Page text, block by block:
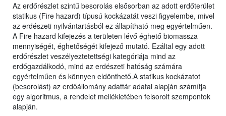
Az erdőrészlet szintű besorolás elsősorban az adott erdőterület
statikus (Fire hazard) típusú kockázatát veszi figyelembe, mivel
az erdészeti nyilvántartásból ez állapítható meg egyértelműen.
A Fire hazard kifejezés a területen lévő éghető biomassza
mennyiségét, éghetőségét kifejező mutató. Ezáltal egy adott
erdőrészlet veszélyeztetettségi kategóriája mind az
erdőgazdálkodó, mind az erdészeti hatóság számára
egyértelműen és könnyen eldönthető.A statikus kockázatot
(besorolást) az erdőállomány adattár adatai alapján számítja
egy algoritmus, a rendelet mellékletében felsorolt szempontok
alapján.